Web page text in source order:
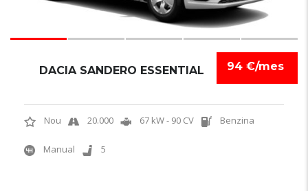
94 €/mes
DACIA SANDERO ESSENTIAL
Nou 20.000 67 kW - 90 CV Benzina
Manual 5